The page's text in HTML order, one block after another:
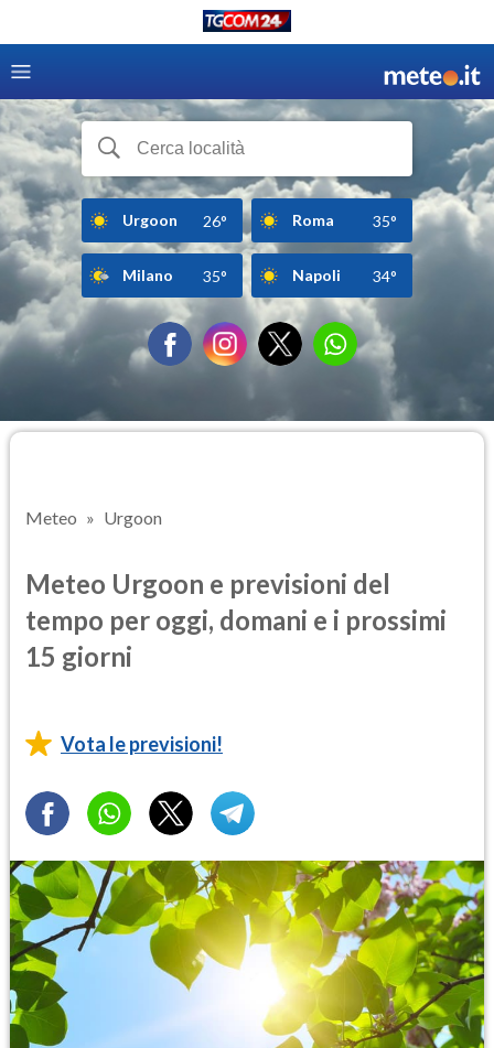
Urgoon 26° Roma 35°
Milano 35° Napoli 34°
Meteo Urgoon
Meteo Urgoon e previsioni del
tempo per oggi, domani e i prossimi
15 giorni
Vota le previsioni!